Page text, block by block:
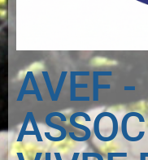
AVEF -